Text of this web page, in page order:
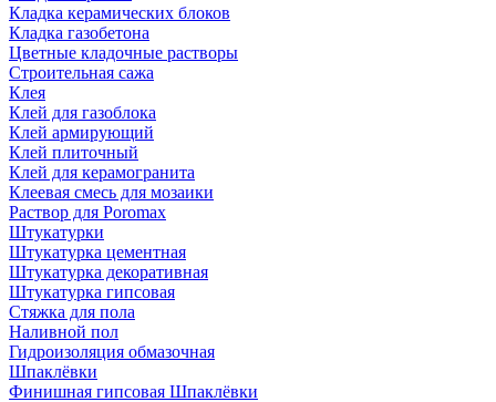
Кладка керамических блоков
Кладка газобетона
Цветные кладочные растворы
Строительная сажа
Клея
Клей для газоблока
Клей армирующий
Клей плиточный
Клей для керамогранита
Клеевая смесь для мозаики
Раствор для Poromax
Штукатурки
Штукатурка цементная
Штукатурка декоративная
Штукатурка гипсовая
Стяжка для пола
Наливной пол
Гидроизоляция обмазочная
Шпаклёвки
Финишная гипсовая Шпаклёвки